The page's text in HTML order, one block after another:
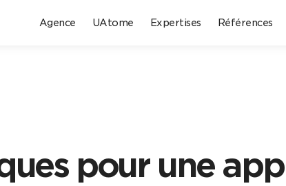
Agence UAtome Expertises Références
pour une